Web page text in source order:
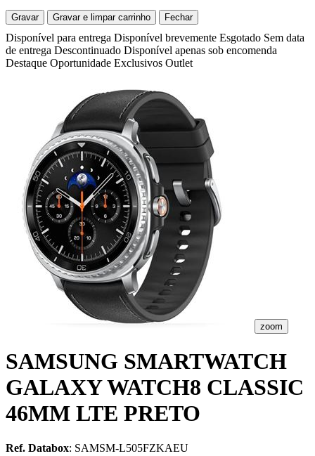
Gravar Gravar e limpar carrinho Fechar
Disponível para entrega Disponível brevemente Esgotado Sem data
de entrega Descontinuado Disponível apenas sob encomenda
Destaque Oportunidade Exclusivos Outlet
zoom
SAMSUNG SMARTWATCH
GALAXY WATCH8 CLASSIC
46MM LTE PRETO
Ref. Databox: SAMSM-L505FZKAEU